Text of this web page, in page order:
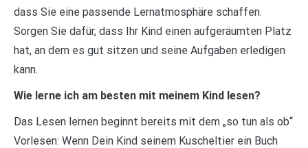
dass Sie eine passende Lernatmosphäre schaffen.
Sorgen Sie dafür, dass Ihr Kind einen aufgeräumten Platz
hat, an dem es gut sitzen und seine Aufgaben erledigen
kann.
Wie lerne ich am besten mit meinem Kind lesen?
Das Lesen lernen beginnt bereits mit dem „so tun als ob“
Vorlesen: Wenn Dein Kind seinem Kuscheltier ein Buch